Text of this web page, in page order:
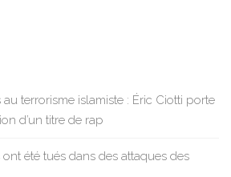
au terrorisme islamiste : Éric Ciotti porte
d’un titre de rap
été tués dans des attaques des